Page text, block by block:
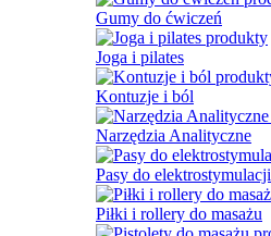
Gumy do ćwiczeń
Joga i pilates
Kontuzje i ból
Narzędzia Analityczne
Pasy do elektrostymulacji
Piłki i rollery do masażu